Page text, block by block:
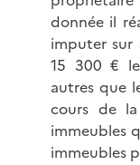
donnée il
imputer sur
15 300 €
autres que
cours de la
immeubles
immeubles